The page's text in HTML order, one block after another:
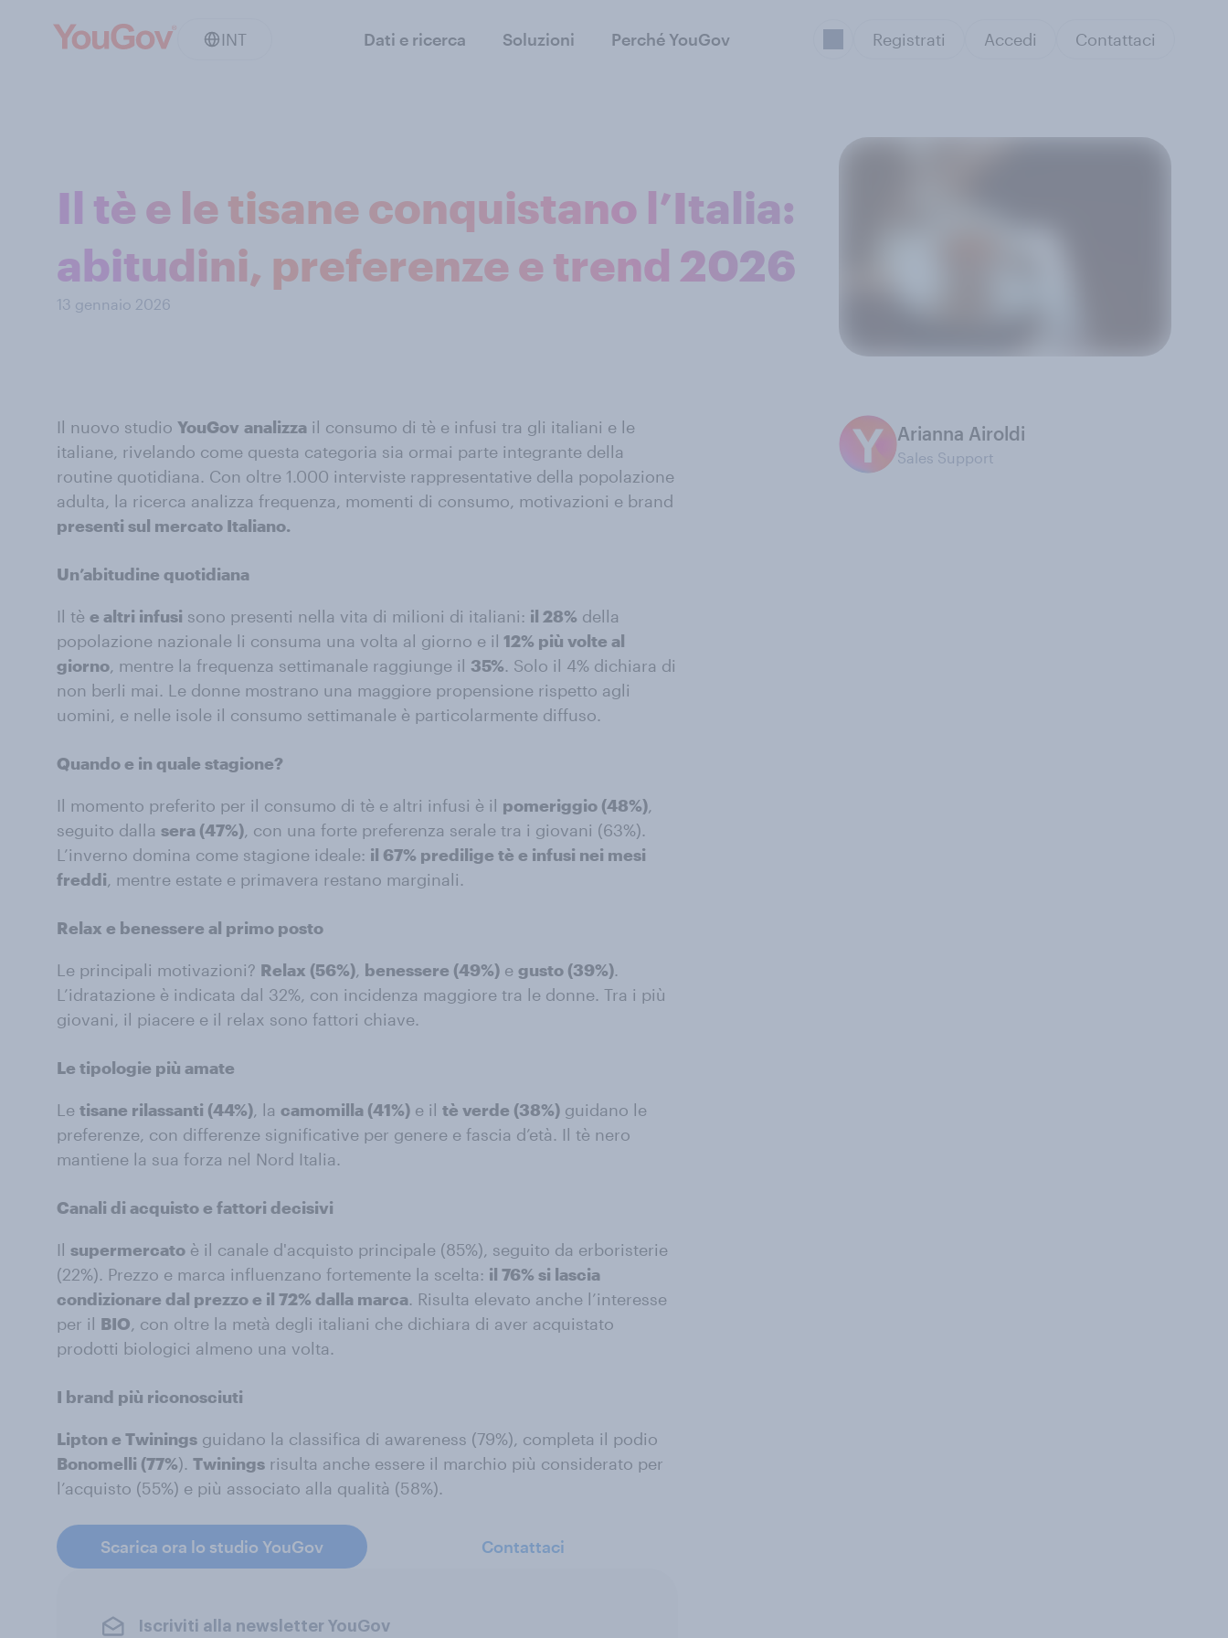
INT Dati e ricerca Soluzioni Perché YouGov Registrati Accedi Contattaci
Il tè e le tisane conquistano l’Italia:
abitudini, preferenze e trend 2026
13 gennaio 2026
Il nuovo studio YouGov analizza il consumo di tè e infusi tra gli italiani e le
italiane, rivelando come questa categoria sia ormai parte integrante della
routine quotidiana. Con oltre 1.000 interviste rappresentative della popolazione
adulta, la ricerca analizza frequenza, momenti di consumo, motivazioni e brand
presenti sul mercato Italiano.
Un’abitudine quotidiana
Il tè e altri infusi sono presenti nella vita di milioni di italiani: il 28% della
popolazione nazionale li consuma una volta al giorno e il 12% più volte al
giorno, mentre la frequenza settimanale raggiunge il 35%. Solo il 4% dichiara di
non berli mai. Le donne mostrano una maggiore propensione rispetto agli
uomini, e nelle isole il consumo settimanale è particolarmente diffuso.
Quando e in quale stagione?
Il momento preferito per il consumo di tè e altri infusi è il pomeriggio (48%),
seguito dalla sera (47%), con una forte preferenza serale tra i giovani (63%).
L’inverno domina come stagione ideale: il 67% predilige tè e infusi nei mesi
freddi, mentre estate e primavera restano marginali.
Relax e benessere al primo posto
Le principali motivazioni? Relax (56%), benessere (49%) e gusto (39%).
L’idratazione è indicata dal 32%, con incidenza maggiore tra le donne. Tra i più
giovani, il piacere e il relax sono fattori chiave.
Le tipologie più amate
Le tisane rilassanti (44%), la camomilla (41%) e il tè verde (38%) guidano le
preferenze, con differenze significative per genere e fascia d’età. Il tè nero
mantiene la sua forza nel Nord Italia.
Canali di acquisto e fattori decisivi
Il supermercato è il canale d'acquisto principale (85%), seguito da erboristerie
(22%). Prezzo e marca influenzano fortemente la scelta: il 76% si lascia
condizionare dal prezzo e il 72% dalla marca. Risulta elevato anche l’interesse
per il BIO, con oltre la metà degli italiani che dichiara di aver acquistato
prodotti biologici almeno una volta.
I brand più riconosciuti
Lipton e Twinings guidano la classifica di awareness (79%), completa il podio
Bonomelli (77%). Twinings risulta anche essere il marchio più considerato per
l’acquisto (55%) e più associato alla qualità (58%).
Scarica ora lo studio YouGov Contattaci
Iscriviti alla newsletter YouGov
Arianna Airoldi
Sales Support